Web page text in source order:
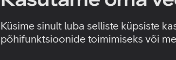
Küsime sinult luba selliste küpsiste
põhifunktsioonide toimimiseks või